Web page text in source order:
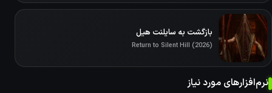
بازگشت به سایلنت هیل
Return to Silent Hill (2026)
نرم‌افزارهای مورد نیاز